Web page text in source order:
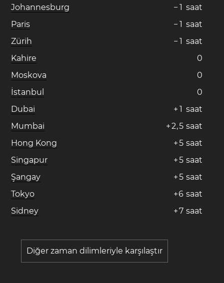
Johannesburg
− 1 saat
Paris
− 1 saat
Zürih
− 1 saat
Kahire
0
Moskova
0
İstanbul
0
Dubai
+ 1 saat
Mumbai
+2,5 saat
Hong Kong
+5 saat
Singapur
+5 saat
Şangay
+5 saat
Tokyo
+6 saat
Sidney
+7 saat
Diğer zaman dilimleriyle karşılaştır